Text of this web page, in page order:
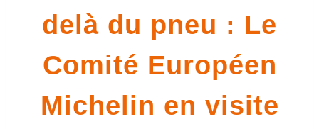
delà du pneu : Le
Comité Européen
Michelin en visite